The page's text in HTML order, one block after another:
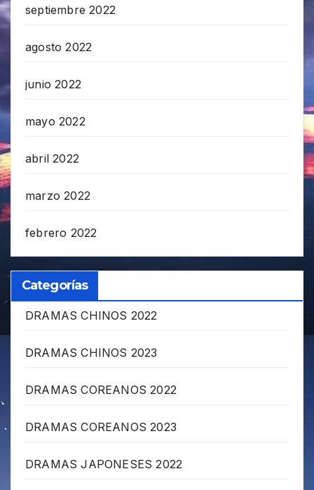
septiembre 2022
agosto 2022
junio 2022
mayo 2022
abril 2022
marzo 2022
febrero 2022
Categorías
DRAMAS CHINOS 2022
DRAMAS CHINOS 2023
DRAMAS COREANOS 2022
DRAMAS COREANOS 2023
DRAMAS JAPONESES 2022